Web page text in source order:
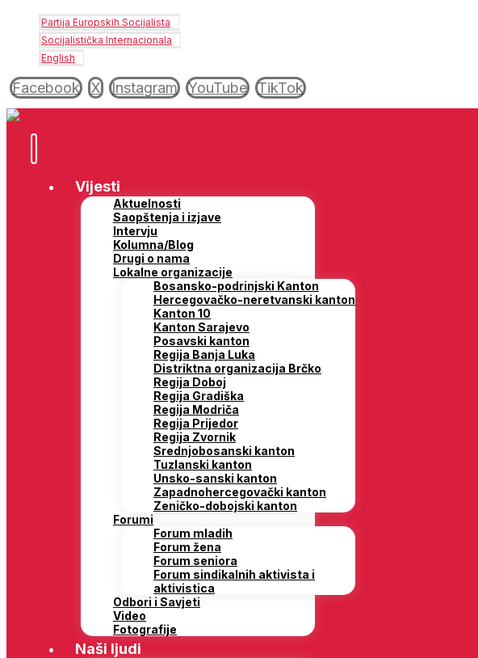
Partija Europskih Socijalista
Socijalistička Internacionala
English
Facebook X Instagram YouTube TikTok
Vijesti
Aktuelnosti
Saopštenja i izjave
Intervju
Kolumna/Blog
Drugi o nama
Lokalne organizacije
Bosansko-podrinjski Kanton
Hercegovačko-neretvanski kanton
Kanton 10
Kanton Sarajevo
Posavski kanton
Regija Banja Luka
Distriktna organizacija Brčko
Regija Doboj
Regija Gradiška
Regija Modriča
Regija Prijedor
Regija Zvornik
Srednjobosanski kanton
Tuzlanski kanton
Unsko-sanski kanton
Zapadnohercegovački kanton
Zeničko-dobojski kanton
Forumi
Forum mladih
Forum žena
Forum seniora
Forum sindikalnih aktivista i
aktivistica
Odbori i Savjeti
Video
Fotografije
Naši ljudi